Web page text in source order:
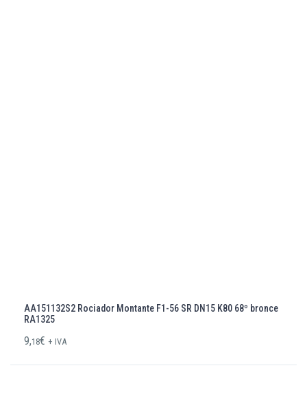
AA151132S2 Rociador Montante F1-56 SR DN15 K80 68º bronce
RA1325
9,18€ + IVA